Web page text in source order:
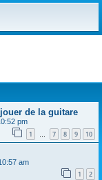
de la guitare
pm
1 … 7 8 9 10
am
1 2